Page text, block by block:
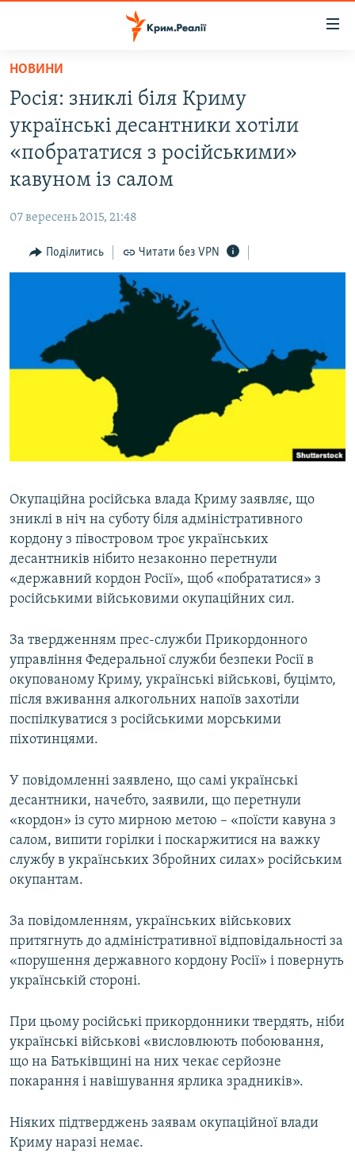
Перейти
основного
матеріалу
Перейти
до
основної
Перейти
пошуку
ВІДЕО ТА ФОТО
ПОГЛЯД
ІНТЕРВ'Ю
СПЕЦПРОЕКТИ
ДЕПОРТАЦІЯ
ВІДЕОУРОКИ «ELIFBE»
СВІДЧЕННЯ ОКУПАЦІЇ
УКРАЇНСЬКА ПРОБЛЕМА КРИМУ
ЯК ОБІЙТИ БЛОКУВАННЯ
Усі сайти RFE/RL
НОВИНИ
Росія: зниклі біля Криму
українські десантники хотіли
«побрататися з російськими»
кавуном із салом
07 вересень 2015, 21:48
Поділитись Читати без VPN
Окупаційна російська влада Криму заявляє, що
зниклі в ніч на суботу біля адміністративного
кордону з півостровом троє українських
десантників нібито незаконно перетнули
«державний кордон Росії», щоб «побрататися» з
російськими військовими окупаційних сил.
За твердженням прес-служби Прикордонного
управління Федеральної служби безпеки Росії в
окупованому Криму, українські військові, буцімто,
після вживання алкогольних напоїв захотіли
поспілкуватися з російськими морськими
піхотинцями.
У повідомленні заявлено, що самі українські
десантники, начебто, заявили, що перетнули
«кордон» із суто мирною метою – «поїсти кавуна з
салом, випити горілки і поскаржитися на важку
службу в українських Збройних силах» російським
окупантам.
За повідомленням, українських військових
притягнуть до адміністративної відповідальності за
«порушення державного кордону Росії» і повернуть
українській стороні.
При цьому російські прикордонники твердять, ніби
українські військові «висловлюють побоювання,
що на Батьківщині на них чекає серйозне
покарання і навішування ярлика зрадників».
Ніяких підтверджень заявам окупаційної влади
Криму наразі немає.